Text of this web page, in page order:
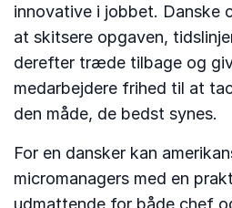
innovative i jobbet. Danske
at skitsere opgaven,
derefter træde tilbage og
medarbejdere frihed til at
den måde, de bedst synes.
For en dansker kan
micromanagers med en
udmattende for både chef